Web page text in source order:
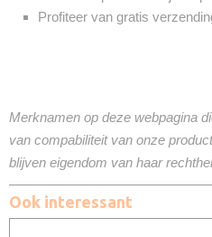
Profiteer van gratis
Merknamen op deze webpagina
van compabiliteit van onze
blijven eigendom van haar
Ook interessant